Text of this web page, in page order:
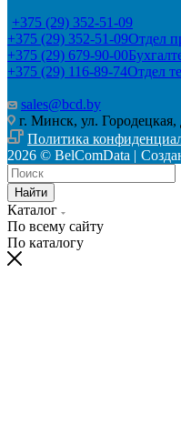
+375 (29) 352-51-09
+375 (29) 352-51-09Отдел
+375 (29) 679-90-00
+375 (29) 116-89-74Отдел
sales@bcd.by
г. Минск, ул. Городецкая,
Политика
2026 © BelComData |
Найти
Каталог
По всему сайту
По каталогу